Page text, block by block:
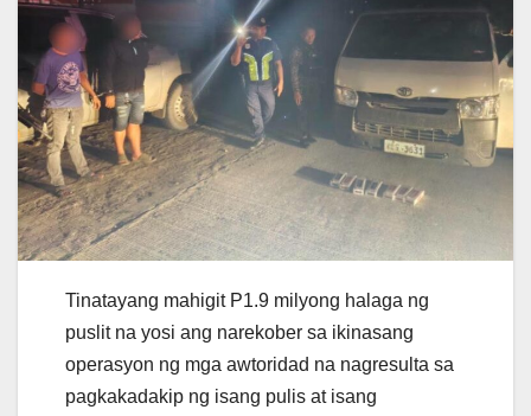
Tinatayang mahigit P1.9 milyong halaga ng
puslit na yosi ang narekober sa ikinasang
operasyon ng mga awtoridad na nagresulta sa
pagkakadakip ng isang pulis at isang